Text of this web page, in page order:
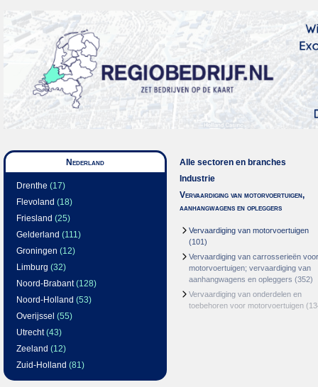
Nederland
Drenthe (17)
Flevoland (18)
Friesland (25)
Gelderland (111)
Groningen (12)
Limburg (32)
Noord-Brabant(128)
Noord-Holland (53)
Overijssel (55)
Utrecht(43)
Zeeland (12)
Zuid-Holland (81)
Alle sectoren en branches
Industrie
Vervaardiging van motorvoertuigen,
aanhangwagens en opleggers
Vervaardiging van motorvoertuigen
(101)
Vervaardiging van carrosserieën voor
motorvoertuigen; vervaardiging van
aanhangwagens en opleggers (352)
Vervaardiging van onderdelen en
toebehoren voor motorvoertuigen